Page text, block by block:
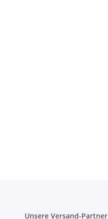
Unsere Versand-Partner